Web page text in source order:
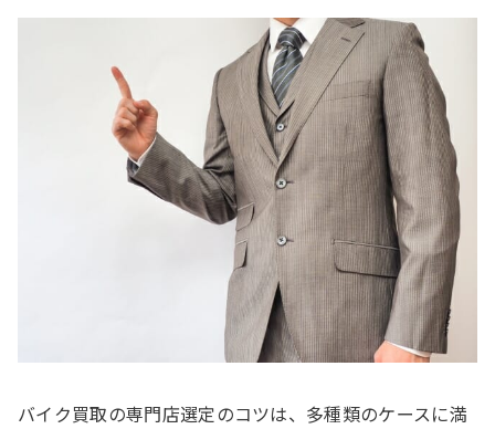
バイク買取の専門店選定のコツは、多種類のケースに満